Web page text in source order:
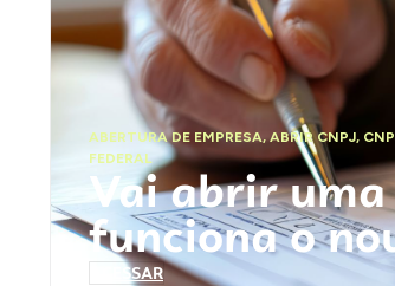
ABERTURA DE EMPRESA,ABRIR CNPJ,
FEDERAL
Vai abrir uma
funciona o
ACESSAR